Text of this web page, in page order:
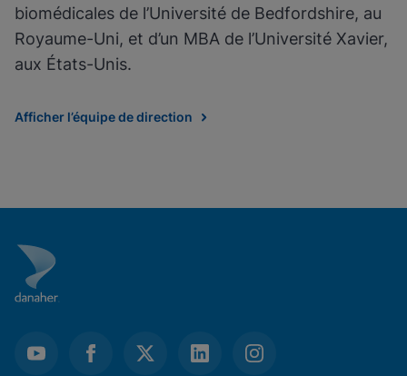
biomédicales de l’Université de Bedfordshire, au
Royaume-Uni, et d’un MBA de l’Université Xavier,
aux États-Unis.
Afficher l’équipe de direction